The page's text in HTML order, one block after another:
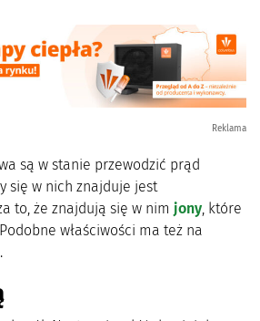
Reklama
są w stanie przewodzić prąd
się w nich znajduje jest
to, że znajdują się w nim jony , które
właściwości ma też na